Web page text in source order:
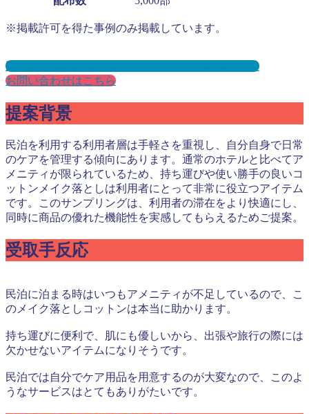
※掲載許可を得た事例のみ掲載しています。
民泊サンプリングとは？メリット３選と事例を紹介
お問い合わせはこちら
提案背景
民泊を利用する利用者層は手軽さを重視し、自分自身で日常
のケアを管理する傾向にあります。通常のホテルと比べてア
メニティが限られているため、持ち運びや使い勝手の良いコ
ットンメイク落としは利用者にとって非常に役立つアイテム
です。このサンプリングは、利用者の滞在をより快適にし、
同時に商品の優れた機能性を実感してもらえるためご提案。
受取手反応
民泊に泊まる時はいつもアメニティが不足しているので、こ
のメイク落としコットンは本当に助かります。
持ち運びに便利で、肌にも優しいから、出張や旅行の際には
欠かせないアイテムになりそうです。
民泊では自分でケア用品を用意するのが大変なので、このよ
うなサービスはとてもありがたいです。